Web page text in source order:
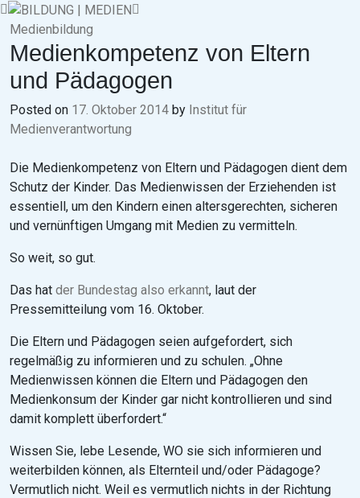
Skip
content
Medienbildung
Medienkompetenz von Eltern
und Pädagogen
Posted on 17. Oktober 2014 by Institut für
Medienverantwortung
Die Medienkompetenz von Eltern und Pädagogen dient dem
Schutz der Kinder. Das Medienwissen der Erziehenden ist
essentiell, um den Kindern einen altersgerechten, sicheren
und vernünftigen Umgang mit Medien zu vermitteln.
So weit, so gut.
Das hat der Bundestag also erkannt, laut der
Pressemitteilung vom 16. Oktober.
Die Eltern und Pädagogen seien aufgefordert, sich
regelmäßig zu informieren und zu schulen. „Ohne
Medienwissen können die Eltern und Pädagogen den
Medienkonsum der Kinder gar nicht kontrollieren und sind
damit komplett überfordert.“
Wissen Sie, lebe Lesende, WO sie sich informieren und
weiterbilden können, als Elternteil und/oder Pädagoge?
Vermutlich nicht. Weil es vermutlich nichts in der Richtung